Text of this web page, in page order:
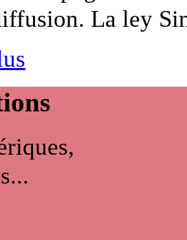
La ley